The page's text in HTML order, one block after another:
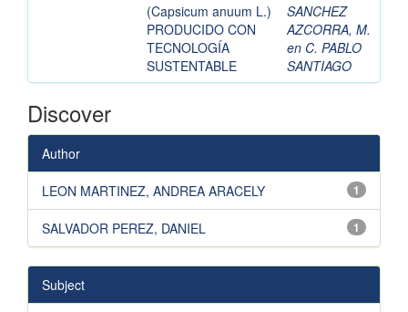
(Capsicum anuum L.)
PRODUCIDO CON
TECNOLOGÍA
SUSTENTABLE
SANCHEZ
AZCORRA, M.
en C. PABLO
SANTIAGO
Discover
Author
1
LEON MARTINEZ, ANDREA ARACELY
1
SALVADOR PEREZ, DANIEL
Subject